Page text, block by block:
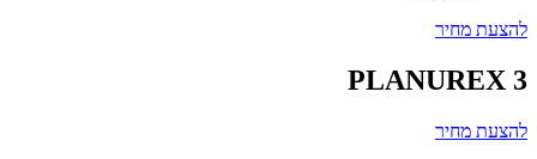
להצעת מחיר
PLANUREX 3
להצעת מחיר